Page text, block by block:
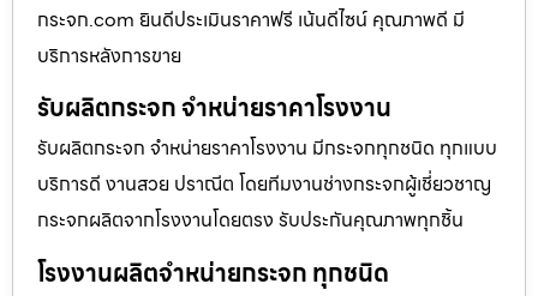
กระจก.com ยินดีประเมินราคาฟรี เน้นดีไซน์ คุณภาพดี มี
บริการหลังการขาย
รับผลิตกระจก จำหน่ายราคาโรงงาน
รับผลิตกระจก จำหน่ายราคาโรงงาน มีกระจกทุกชนิด ทุกแบบ
บริการดี งานสวย ปราณีต โดยทีมงานช่างกระจกผู้เชี่ยวชาญ
กระจกผลิตจากโรงงานโดยตรง รับประกันคุณภาพทุกชิ้น
โรงงานผลิตจำหน่ายกระจก ทุกชนิด